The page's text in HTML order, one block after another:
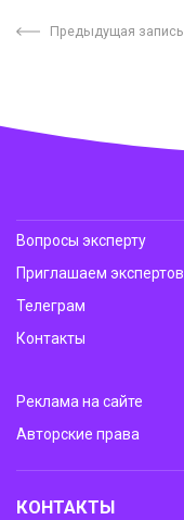
Предыдущая запись
Вопросы эксперту
Приглашаем экспертов
Телеграм
Контакты
Реклама на сайте
Авторские права
КОНТАКТЫ